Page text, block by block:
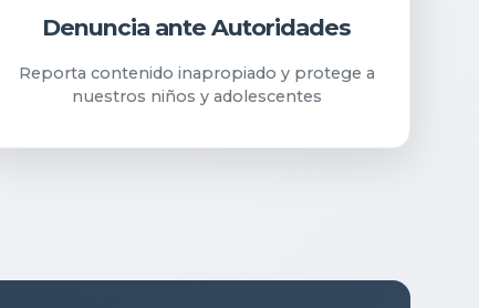
Denuncia ante Autoridades
Reporta contenido inapropiado y protege a
nuestros niños y adolescentes